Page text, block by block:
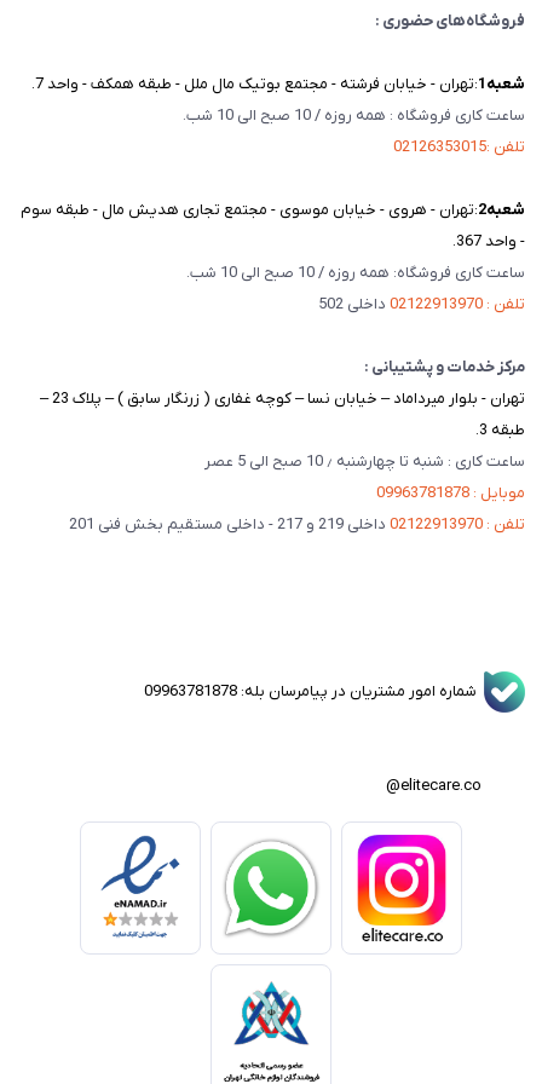
فروشگاه‌های حضوری :
شعبه‌1 :تهران - خیابان فرشته - مجتمع بوتیک مال ملل - طبقه همکف - واحد 7.
ساعت کاری فروشگاه : همه روزه / 10 صبح الی 10 شب.
تلفن :02126353015
شعبه‌2 :تهران - هروی - خیابان موسوی - مجتمع تجاری هدیش مال - طبقه سوم
- واحد 367.
ساعت کاری فروشگاه: همه روزه / 10 صبح الی 10 شب.
تلفن : 02122913970
داخلی 502
مرکز خدمات و پشتیبانی :
تهران - بلوار میرداماد – خیابان نسا – کوچه غفاری ( زرنگار سابق ) – پلاک 23 –
طبقه 3.
ساعت کاری : شنبه تا چهارشنبه ٫ 10 صبح الی 5 عصر
موبایل : 09963781878
تلفن : 02122913970
داخلی 219 و 217 - داخلی مستقیم بخش فنی 201
شماره امور مشتریان در پیامرسان بله: 09963781878